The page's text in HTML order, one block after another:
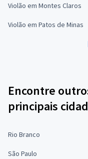
Violão em Montes Claros
Violão em Patos de Minas
Encontre
principais
Rio Branco
São Paulo